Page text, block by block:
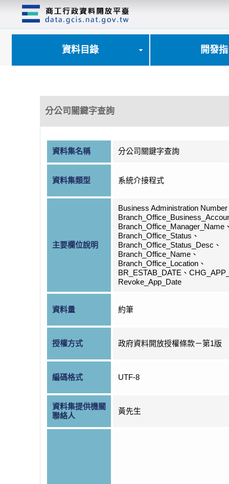
資料目錄 開發
分公司關鍵字查詢
資料集名稱 分公司關鍵字查詢
資料集類型 系統介接程式
主要欄位說明
Business Administration Number
Branch_Office_Manager_Name
Branch_Office_Status、
Branch_Office_Status_Desc、
Branch_Office_Name、
Branch_Office_Location、
BR_ESTAB_DATE、
Revoke_App_Date
資料量 約筆
授權方式 政府資料開放授權條款－第1版
編碼格式 UTF-8
資料集提供機關
聯絡人
黃先生